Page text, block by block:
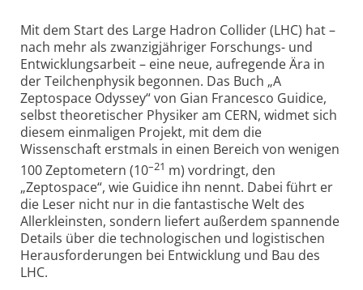
Mit dem Start des Large Hadron Collider (LHC) hat –
nach mehr als zwanzigjähriger Forschungs- und
Entwicklungsarbeit – eine neue, aufregende Ära in
der Teilchenphysik begonnen. Das Buch „A
Zeptospace Odyssey“ von Gian Francesco Guidice,
selbst theoretischer Physiker am CERN, widmet sich
diesem einmaligen Projekt, mit dem die
Wissenschaft erstmals in einen Bereich von wenigen
100 Zeptometern (10–21 m) vordringt, den
„Zeptospace“, wie Guidice ihn nennt. Dabei führt er
die Leser nicht nur in die fantastische Welt des
Allerkleinsten, sondern liefert außerdem spannende
Details über die technologischen und logistischen
Herausforderungen bei Entwicklung und Bau des
LHC.